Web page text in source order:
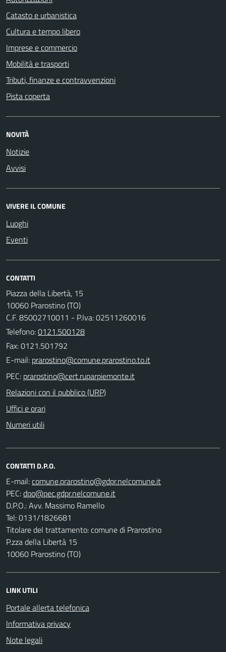
Catasto e urbanistica
Cultura e tempo libero
Imprese e commercio
Mobilità e trasporti
Tributi, finanze e contravvenzioni
Pista coperta
NOVITÀ
Notizie
Avvisi
VIVERE IL COMUNE
Luoghi
Eventi
CONTATTI
Piazza della Libertà, 15
10060 Prarostino (TO)
C.F. 85002710011 - P.Iva: 02511260016
Telefono:0121.500128
Fax: 0121.501792
E-mail:
PEC:
Relazioni con il pubblico (URP)
Uffici e orari
Numeri utili
CONTATTI D.P.O.
E-mail:
PEC:
D.P.O.: Avv. Massimo Ramello
Tel: 0131/1826681
Titolare del trattamento: comune di Prarostino
P.zza della Libertà 15
10060 Prarostino (TO)
LINK UTILI
Portale allerta telefonica
Informativa privacy
Note legali